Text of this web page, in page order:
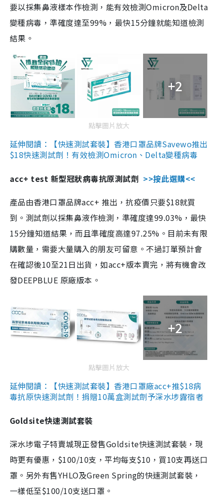
要以採集鼻液樣本作檢測，能有效檢測Omicron及Delta
變種病毒，準確度達至99%，最快15分鐘就能知道檢測
結果。
+2
點擊圖片放大
延伸閱讀：【快速測試套裝】香港口罩品牌Savewo推出
$18快速測試劑！有效檢測Omicron、Delta變種病毒
acc+ test 新型冠狀病毒抗原測試劑 >>按此選購<<
產品由香港口罩品牌acc+ 推出，抗疫價只要$18就買
到。測試劑以採集鼻液作檢測，準確度達99.03%，最快
15分鐘知道結果，而且準確度高達97.25%。目前未有限
購數量，需要大量購入的朋友可留意。不過訂單預計會
在確認後10至21日出貨，如acc+版本賣完，將有機會改
發DEEPBLUE 原廠版本。
+2
點擊圖片放大
延伸閱讀：【快速測試套裝】香港口罩廠acc+推$18病
毒抗原快速測試劑！捐贈10萬盒測試劑予深水埗露宿者
Goldsite快速測試套裝
深水埗電子特賣城現正發售Goldsite快速測試套裝，現
時更有優惠，$100/10支，平均每支$10，買10支再送口
罩。另外有售YHLO及Green Spring的快速測試套裝，
一樣低至$100/10支送口罩。